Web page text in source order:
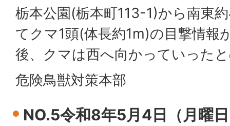
栃本公園(栃本町113-1)から南東
てクマ1頭(体長約1m)の目撃情報
後、クマは西へ向かっていった
危険鳥獣対策本部
NO.5令和8年5月4日（月曜